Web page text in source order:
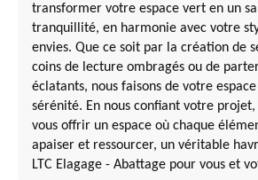
transformer votre espace vert en un
tranquillité, en harmonie avec votre
envies. Que ce soit par la création de
coins de lecture ombragés ou de
éclatants, nous faisons de votre
sérénité. En nous confiant votre projet,
vous offrir un espace où chaque
apaiser et ressourcer, un véritable
LTC Elagage - Abattage pour vous et